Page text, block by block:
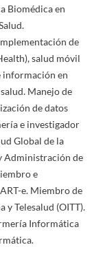
Biomédica en
de
salud móvil
información en
Manejo de
de datos
e investigador
Global de la
Administración de
e
e. Miembro de
y Telesalud (OITT).
Informática